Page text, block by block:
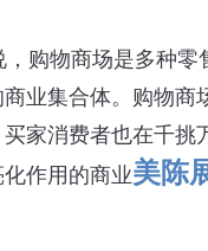
购物商场是多种零
业集合体。购物商
家消费者也在千挑
作用的商业美陈